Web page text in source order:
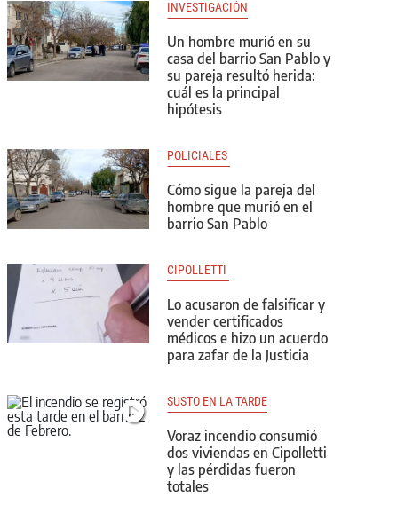
INVESTIGACIÓN
Un hombre murió en su
casa del barrio San Pablo y
su pareja resultó herida:
cuál es la principal
hipótesis
POLICIALES
Cómo sigue la pareja del
hombre que murió en el
barrio San Pablo
CIPOLLETTI
Lo acusaron de falsificar y
vender certificados
médicos e hizo un acuerdo
para zafar de la Justicia
SUSTO EN LA TARDE
Voraz incendio consumió
dos viviendas en Cipolletti
y las pérdidas fueron
totales